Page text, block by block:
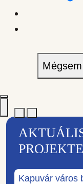
Mégsem
Kapuvár város